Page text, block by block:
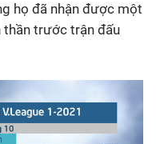
họ đã nhận được một
thần trước trận đấu